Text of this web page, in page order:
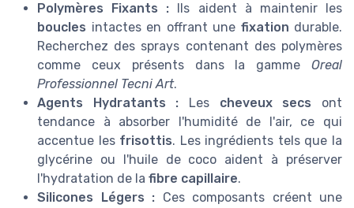
Polymères Fixants : Ils aident à maintenir les
boucles intactes en offrant une fixation durable.
Recherchez des sprays contenant des polymères
comme ceux présents dans la gamme Oreal
Professionnel Tecni Art.
Agents Hydratants : Les cheveux secs ont
tendance à absorber l'humidité de l'air, ce qui
accentue les frisottis. Les ingrédients tels que la
glycérine ou l'huile de coco aident à préserver
l'hydratation de la fibre capillaire.
Silicones Légers : Ces composants créent une